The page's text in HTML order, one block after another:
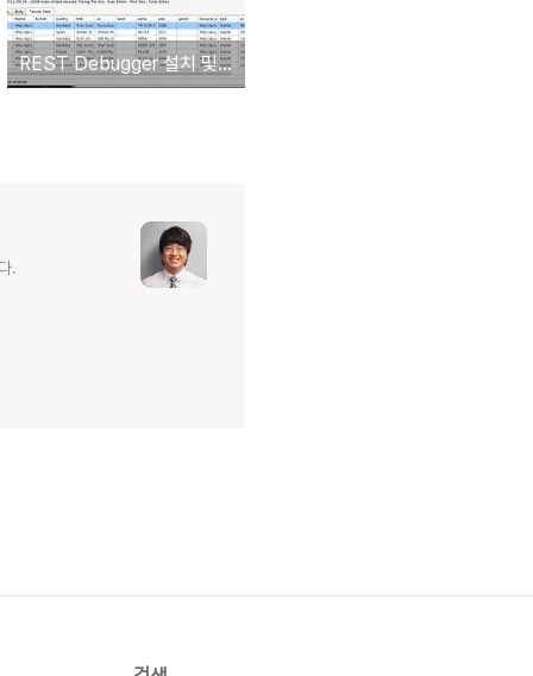
REST Debugger 설치 및 사용안내(RESTful interface 분석도구)
.